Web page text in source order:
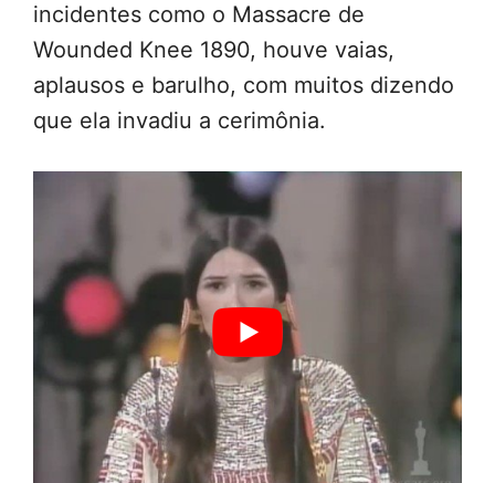
incidentes como o Massacre de
Wounded Knee 1890, houve vaias,
aplausos e barulho, com muitos dizendo
que ela invadiu a cerimônia.